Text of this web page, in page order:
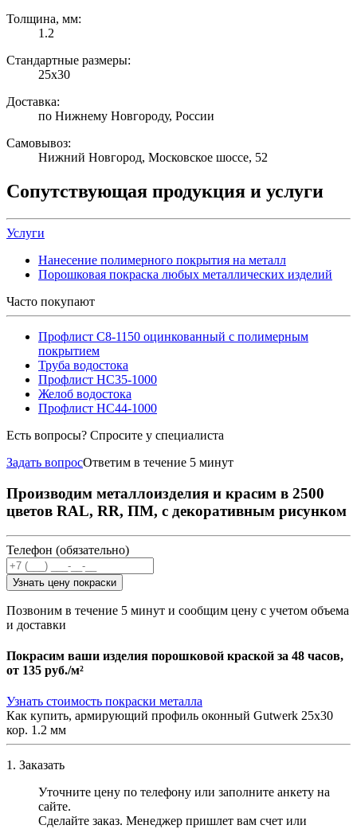
Толщина, мм:
1.2
Стандартные размеры:
25х30
Доставка:
по Нижнему Новгороду, России
Самовывоз:
Нижний Новгород, Московское шоссе, 52
Сопутствующая продукция и услуги
Услуги
Нанесение полимерного покрытия на металл
Порошковая покраска любых металлических изделий
Часто покупают
Профлист С8-1150 оцинкованный с полимерным
покрытием
Труба водостока
Профлист НС35-1000
Желоб водостока
Профлист НС44-1000
Есть вопросы? Спросите у специалиста
Задать вопросОтветим в течение 5 минут
Производим металлоизделия и красим в 2500
цветов RAL, RR, ПМ, с декоративным рисунком
Телефон (обязательно)
Узнать цену покраски
Позвоним в течение 5 минут и сообщим цену с учетом объема
и доставки
Покрасим ваши изделия порошковой краской за 48 часов,
от 135 руб./м²
Узнать стоимость покраски металла
Как купить, армирующий профиль оконный Gutwerk 25х30
кор. 1.2 мм
1. Заказать
Уточните цену по телефону или заполните анкету на
сайте.
Сделайте заказ. Менеджер пришлет вам счет или